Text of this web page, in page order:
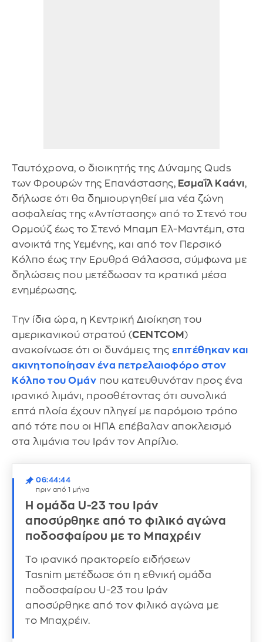
Ταυτόχρονα, ο διοικητής της Δύναμης Quds
των Φρουρών της Επανάστασης, Εσμαΐλ Καάνι,
δήλωσε ότι θα δημιουργηθεί μια νέα ζώνη
ασφαλείας της «Αντίστασης» από το Στενό του
Ορμούζ έως το Στενό Μπαμπ Ελ-Μαντέμπ, στα
ανοικτά της Υεμένης, και από τον Περσικό
Κόλπο έως την Ερυθρά Θάλασσα, σύμφωνα με
δηλώσεις που μετέδωσαν τα κρατικά μέσα
ενημέρωσης.
Την ίδια ώρα, η Κεντρική Διοίκηση του
αμερικανικού στρατού (CENTCOM)
ανακοίνωσε ότι οι δυνάμεις της επιτέθηκαν και
ακινητοποίησαν ένα πετρελαιοφόρο στον
Κόλπο του Ομάν που κατευθυνόταν προς ένα
ιρανικό λιμάνι, προσθέτοντας ότι συνολικά
επτά πλοία έχουν πληγεί με παρόμοιο τρόπο
από τότε που οι ΗΠΑ επέβαλαν αποκλεισμό
στα λιμάνια του Ιράν τον Απρίλιο.
06:44:44
πριν από 1 μήνα
Η ομάδα U-23 του Ιράν
αποσύρθηκε από το φιλικό αγώνα
ποδοσφαίρου με το Μπαχρέιν
Το ιρανικό πρακτορείο ειδήσεων
Tasnim μετέδωσε ότι η εθνική ομάδα
ποδοσφαίρου U-23 του Ιράν
αποσύρθηκε από τον φιλικό αγώνα με
το Μπαχρέιν.